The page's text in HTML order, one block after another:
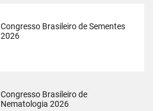
Congresso Brasileiro de Sementes
2026
Congresso Brasileiro de
Nematologia 2026